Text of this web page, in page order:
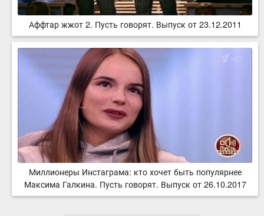
Аффтар жжот 2. Пусть говорят. Выпуск от 23.12.2011
Миллионеры Инстаграма: кто хочет быть популярнее
Максима Галкина. Пусть говорят. Выпуск от 26.10.2017